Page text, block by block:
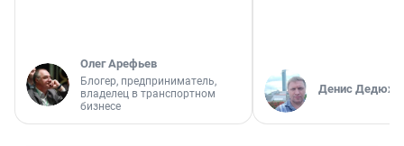
Олег Арефьев
Блогер, предприниматель,
владелец в транспортном
бизнесе
Денис